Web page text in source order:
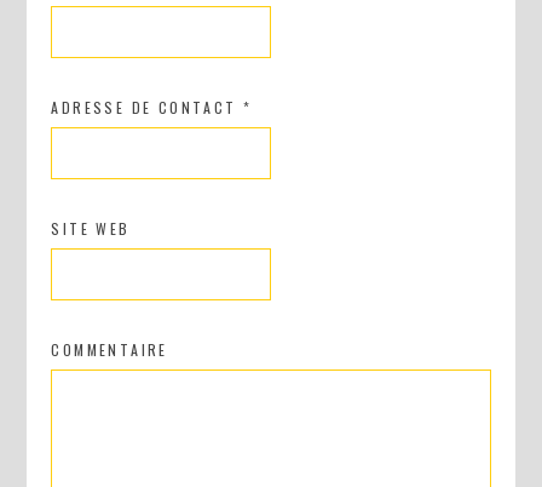
ADRESSE DE CONTACT*
SITE WEB
COMMENTAIRE